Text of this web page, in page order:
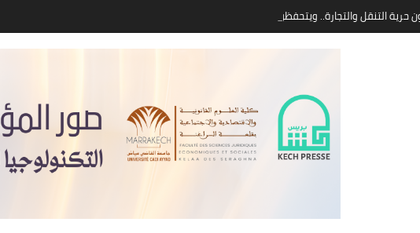
حرية التنقل والتجارة.. ويتحفظون على الهجرة وتأثيراتها الاقتصادية